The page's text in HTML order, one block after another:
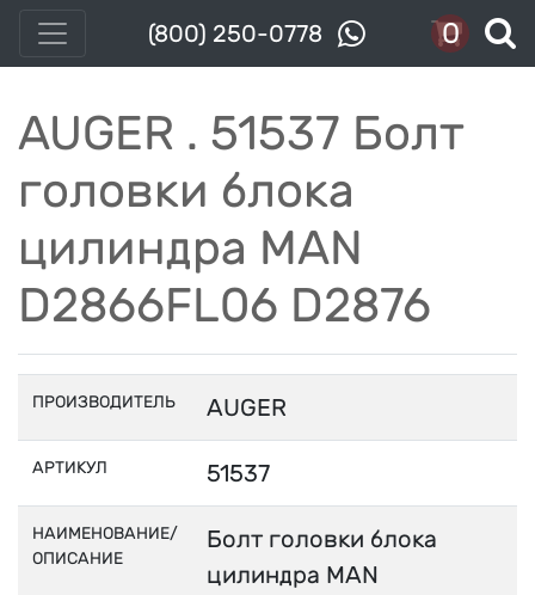
(800) 250-0778 0
AUGER . 51537 Болт
головки блока
цилиндра MAN
D2866FL06 D2876
ПРОИЗВОДИТЕЛЬ AUGER
АРТИКУЛ 51537
НАИМЕНОВАНИЕ/
ОПИСАНИЕ
Болт головки блока
цилиндра MAN